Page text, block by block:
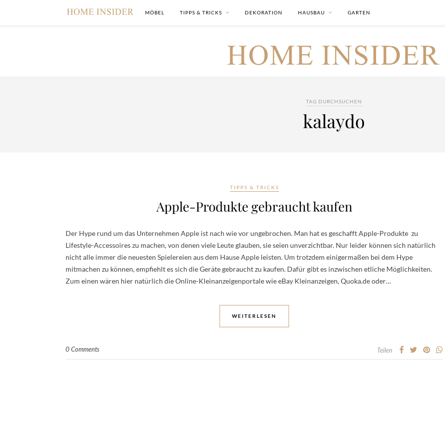
MÖBEL TIPPS & TRICKS DEKORATION HAUSBAU GARTEN
TAG DURCHSUCHEN
kalaydo
TIPPS & TRICKS
Apple-Produkte gebraucht kaufen
Der Hype rund um das Unternehmen Apple ist nach wie vor ungebrochen. Man hat es geschafft Apple-Produkte zu
Lifestyle-Accessoires zu machen, von denen viele Leute glauben, sie seien unverzichtbar. Nur leider können sich natürlich
nicht alle immer die neuesten Spielereien aus dem Hause Apple leisten. Um trotzdem einigermaßen bei dem Hype
mitmachen zu können, empfiehlt es sich die Geräte gebraucht zu kaufen. Dafür gibt es inzwischen etliche Möglichkeiten.
Zum einen wären hier natürlich die Online-Kleinanzeigenportale wie eBay Kleinanzeigen, Quoka.de oder…
WEITERLESEN
0 Comments Teilen